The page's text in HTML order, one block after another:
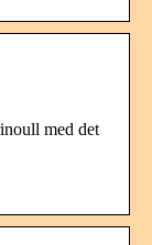
med det